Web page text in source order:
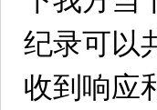
纪录可以
收到响应